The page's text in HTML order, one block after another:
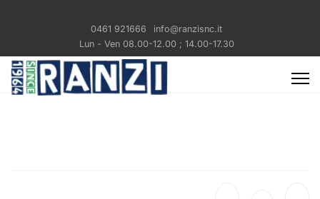
0461 921666
info@ranzisnc.it
Lun - Ven 08.00-12.00 ; 14.00-17.30